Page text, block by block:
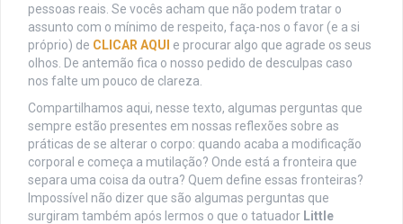
pessoas reais. Se vocês acham que não podem tratar o
assunto com o mínimo de respeito, faça-nos o favor (e a si
próprio) de CLICAR AQUI e procurar algo que agrade os seus
olhos. De antemão fica o nosso pedido de desculpas caso
nos falte um pouco de clareza.
Compartilhamos aqui, nesse texto, algumas perguntas que
sempre estão presentes em nossas reflexões sobre as
práticas de se alterar o corpo: quando acaba a modificação
corporal e começa a mutilação? Onde está a fronteira que
separa uma coisa da outra? Quem define essas fronteiras?
Impossível não dizer que são algumas perguntas que
surgiram também após lermos o que o tatuador Little